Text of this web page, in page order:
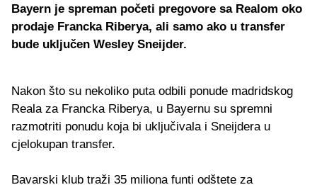
Bayern je spreman početi pregovore sa Realom oko
prodaje Francka Riberya, ali samo ako u transfer
bude uključen Wesley Sneijder.
Nakon što su nekoliko puta odbili ponude madridskog
Reala za Francka Riberya, u Bayernu su spremni
razmotriti ponudu koja bi uključivala i Sneijdera u
cjelokupan transfer.
Bavarski klub traži 35 miliona funti odštete za